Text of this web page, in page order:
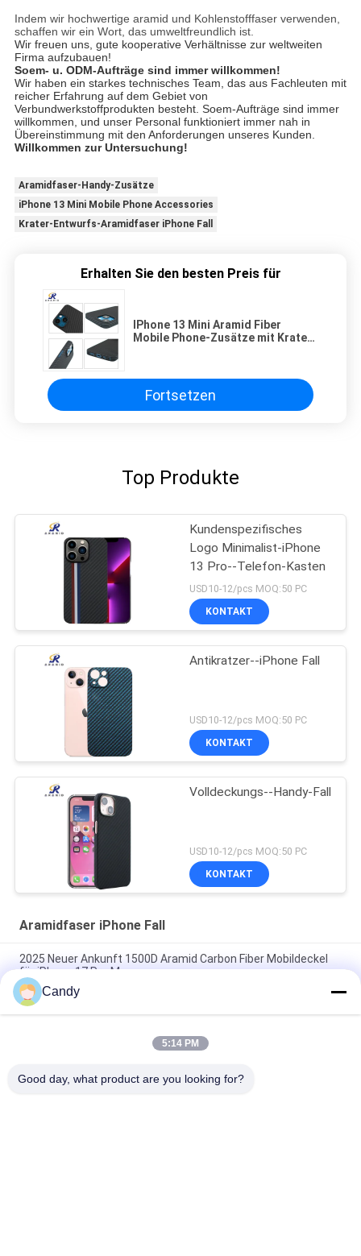
Indem wir hochwertige aramid und Kohlenstofffaser verwenden,
schaffen wir ein Wort, das umweltfreundlich ist.
Wir freuen uns, gute kooperative Verhältnisse zur weltweiten
Firma aufzubauen!
Soem- u. ODM-Aufträge sind immer willkommen!
Wir haben ein starkes technisches Team, das aus Fachleuten mit
reicher Erfahrung auf dem Gebiet von
Verbundwerkstoffprodukten besteht. Soem-Aufträge sind immer
willkommen, und unser Personal funktioniert immer nah in
Übereinstimmung mit den Anforderungen unseres Kunden.
Willkommen zur Untersuchung!
Aramidfaser-Handy-Zusätze
iPhone 13 Mini Mobile Phone Accessories
Krater-Entwurfs-Aramidfaser iPhone Fall
Erhalten Sie den besten Preis für
IPhone 13 Mini Aramid Fiber
Mobile Phone-Zusätze mit Krater-
Fortsetzen
Top Produkte
Kundenspezifisches
Logo Minimalist-iPhone
13 Pro--Telefon-Kasten
USD10-12/pcs MOQ:50 PC
KONTAKT
Antikratzer--iPhone Fall
USD10-12/pcs MOQ:50 PC
KONTAKT
Volldeckungs--Handy-Fall
USD10-12/pcs MOQ:50 PC
KONTAKT
Aramidfaser iPhone Fall
2025 Neuer Ankunft 1500D Aramid Carbon Fiber Mobildeckel
für iPhone 17 Pro Max
Premium Aramid-Carbonfaser Handyhülle mit Metallrahmen
für iPhone 17 Pro Max
Individuelles Mobildeckel aus Aramid-Kohlenstofffaser für
Candy
5:14 PM
Good day, what product are you looking for?